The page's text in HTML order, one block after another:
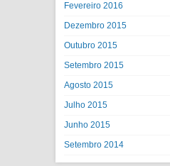
Fevereiro 2016
Dezembro 2015
Outubro 2015
Setembro 2015
Agosto 2015
Julho 2015
Junho 2015
Setembro 2014